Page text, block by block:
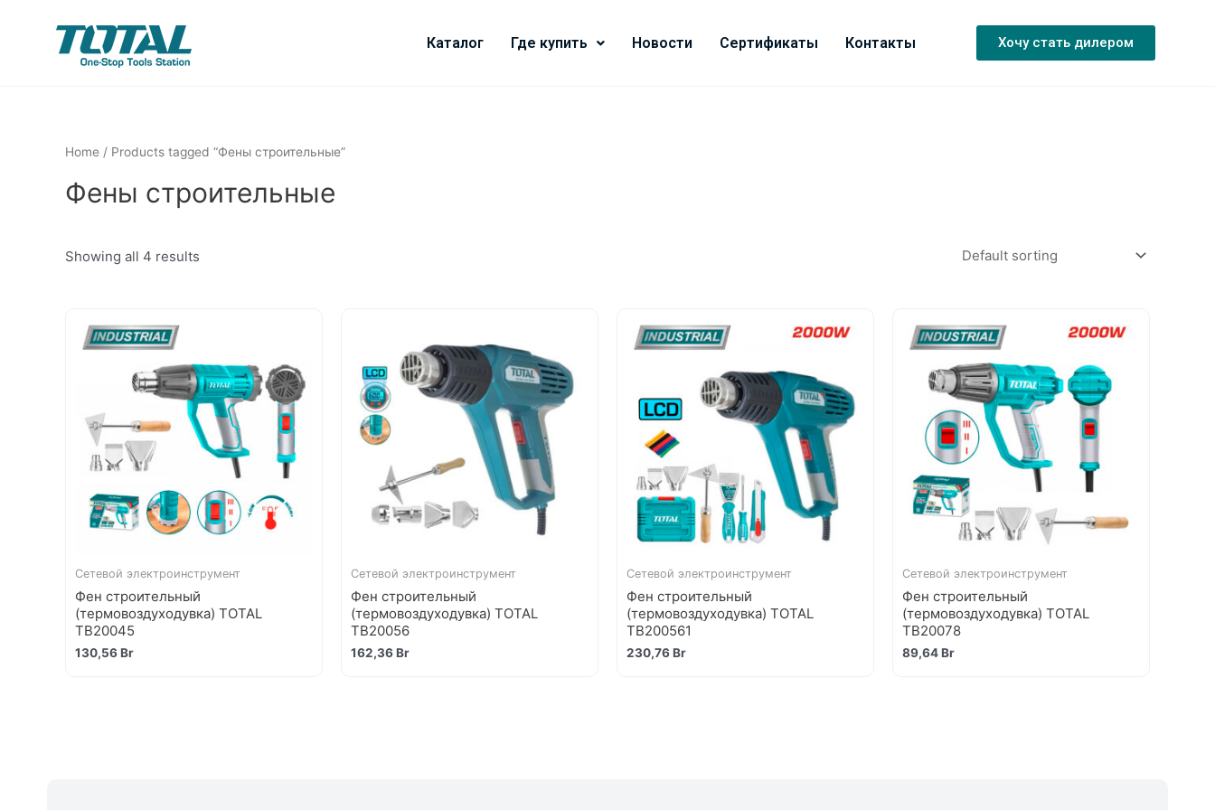
Каталог Где купить Новости Сертификаты Контакты Хочу стать дилером
Home / Products tagged “Фены строительные”
Фены строительные
Showing all 4 results
Сетевой электроинструмент
Фен строительный
(термовоздуходувка) TOTAL
TB20045
130,56Br
Сетевой электроинструмент
Фен строительный
(термовоздуходувка) TOTAL
TB20056
162,36Br
Сетевой электроинструмент
Фен строительный
(термовоздуходувка) TOTAL
TB200561
230,76Br
Сетевой электроинструмент
Фен строительный
(термовоздуходувка) TOTAL
TB20078
89,64Br